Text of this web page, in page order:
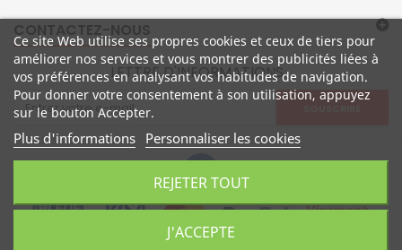
CONTACTEZ-NOUS
LETTRE D'INFORMATIONS
Ce site Web utilise ses propres cookies et ceux de tiers pour
améliorer nos services et vous montrer des publicités liées à
vos préférences en analysant vos habitudes de navigation.
Pour donner votre consentement à son utilisation, appuyez
sur le bouton Accepter.
Plus d'informations Personnaliser les cookies
REJETER TOUT
J'ACCEPTE